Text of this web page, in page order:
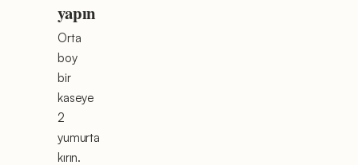
yapın
Orta
boy
bir
kaseye
2
yumurta
kırın.